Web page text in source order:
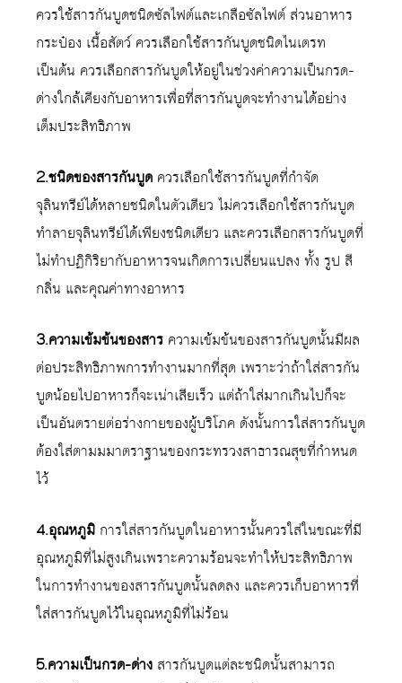
ควรใช้สารกันบูดชนิดซัลไฟต์และเกลือซัลไฟต์ ส่วนอาหาร
กระป๋อง เนื้อสัตว์ ควรเลือกใช้สารกันบูดชนิดไนเตรท
เป็นต้น ควรเลือกสารกันบูดให้อยู่ในช่วงค่าความเป็นกรด-
ด่างใกล้เคียงกับอาหารเพื่อที่สารกันบูดจะทำงานได้อย่าง
เต็มประสิทธิภาพ
2.ชนิดของสารกันบูด ควรเลือกใช้สารกันบูดที่กำจัด
จุลินทรีย์ได้หลายชนิดในตัวเดียว ไม่ควรเลือกใช้สารกันบูด
ทำลายจุลินทรีย์ได้เพียงชนิดเดียว และควรเลือกสารกันบูดที่
ไม่ทำปฏิกิริยากับอาหารจนเกิดการเปลี่ยนแปลง ทั้ง รูป สี
กลิ่น และคุณค่าทางอาหาร
3.ความเข้มข้นของสาร ความเข้มข้นของสารกันบูดนั้นมีผล
ต่อประสิทธิภาพการทำงานมากที่สุด เพราะว่าถ้าใส่สารกัน
บูดน้อยไปอาหารก็จะเน่าเสียเร็ว แต่ถ้าใส่มากเกินไปก็จะ
เป็นอันตรายต่อร่างกายของผู้บริโภค ดังนั้นการใส่สารกันบูด
ต้องใส่ตามมมาตราฐานของกระทรวงสาธารณสุขที่กำหนด
ไว้
4.อุณหภูมิ การใส่สารกันบูดในอาหารนั้นควรใส่ในขณะที่มี
อุณหภูมิที่ไม่สูงเกินเพราะความร้อนจะทำให้ประสิทธิภาพ
ในการทำงานของสารกันบูดนั้นลดลง และควรเก็บอาหารที่
ใส่สารกันบูดไว้ในอุณหภูมิที่ไม่ร้อน
5.ความเป็นกรด-ด่าง สารกันบูดแต่ละชนิดนั้นสามารถ